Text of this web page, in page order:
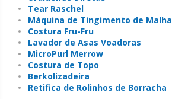
Tear Raschel
Máquina de Tingimento de Malha
Costura Fru-Fru
Lavador de Asas Voadoras
MicroPurl Merrow
Costura de Topo
Berkolizadeira
Retifica de Rolinhos de Borracha